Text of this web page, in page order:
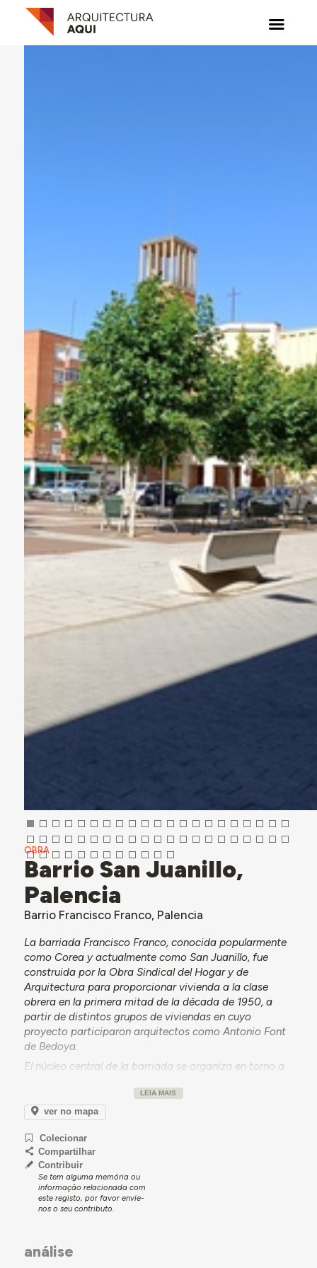
OBRA
Barrio San Juanillo,
Palencia
Barrio Francisco Franco, Palencia
La barriada Francisco Franco, conocida popularmente
como Corea y actualmente como San Juanillo, fue
construida por la Obra Sindical del Hogar y de
Arquitectura para proporcionar vivienda a la clase
obrera en la primera mitad de la década de 1950, a
partir de distintos grupos de viviendas en cuyo
proyecto participaron arquitectos como Antonio Font
de Bedoya.
El núcleo central de la barriada se organiza en torno a
longitudinales cierran sus extremos longitudinales.
Estos bloques, de tres plantas, crean un soportal
comerciales. Tras ellos se sitúan seis filas de viviendas
unifamiliares adosadas de dos plantas con un pequeño
patio de acceso y otro posterior de mayores
dimensiones. En 2005 esta zona fue declarada como
Área de Rehabilitación por la Junta de Castilla y León
tras la solicitud del Ayuntamiento de Palencia.
Delegación Nacional de Sindicatos y acogidos al Plan
LEIA MAIS
ver no mapa
Colecionar
Compartilhar
Contribuir
Se tem alguma memória ou
informação relacionada com
este registo, por favor envie-
nos o seu contributo.
análise